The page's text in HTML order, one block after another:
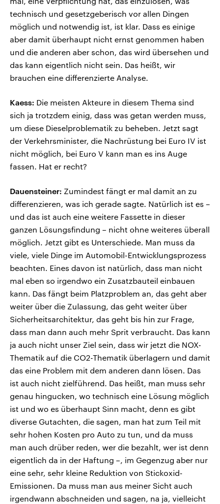
technisch und gesetzgeberisch vor allen Dingen
möglich und notwendig ist, ist klar. Dass es einige
aber damit überhaupt nicht ernst genommen haben
und die anderen aber schon, das wird übersehen und
das kann eigentlich nicht sein. Das heißt, wir
brauchen eine differenzierte Analyse.
Kaess: Die meisten Akteure in diesem Thema sind
sich ja trotzdem einig, dass was getan werden muss,
um diese Dieselproblematik zu beheben. Jetzt sagt
der Verkehrsminister, die Nachrüstung bei Euro IV ist
nicht möglich, bei Euro V kann man es ins Auge
fassen. Hat er recht?
Dauensteiner: Zumindest fängt er mal damit an zu
differenzieren, was ich gerade sagte. Natürlich ist es –
und das ist auch eine weitere Fassette in dieser
ganzen Lösungsfindung – nicht ohne weiteres überall
möglich. Jetzt gibt es Unterschiede. Man muss da
viele, viele Dinge im Automobil-Entwicklungsprozess
beachten. Eines davon ist natürlich, dass man nicht
mal eben so irgendwo ein Zusatzbauteil einbauen
kann. Das fängt beim Platzproblem an, das geht aber
weiter über die Zulassung, das geht weiter über
Sicherheitsarchitektur, das geht bis hin zur Frage,
dass man dann auch mehr Sprit verbraucht. Das kann
ja auch nicht unser Ziel sein, dass wir jetzt die NOX-
Thematik auf die CO2-Thematik überlagern und damit
das eine Problem mit dem anderen dann lösen. Das
ist auch nicht zielführend. Das heißt, man muss sehr
genau hingucken, wo technisch eine Lösung möglich
ist und wo es überhaupt Sinn macht, denn es gibt
diverse Gutachten, die sagen, man hat zum Teil mit
sehr hohen Kosten pro Auto zu tun, und da muss
man auch drüber reden, wer die bezahlt, wer ist denn
eigentlich da in der Haftung –, im Gegenzug aber nur
eine sehr, sehr kleine Reduktion von Stickoxid-
Emissionen. Da muss man aus meiner Sicht auch
irgendwann abschneiden und sagen, na ja, vielleicht